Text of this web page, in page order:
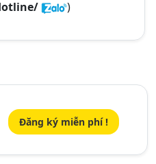
)
Đăng ký miễn phí !